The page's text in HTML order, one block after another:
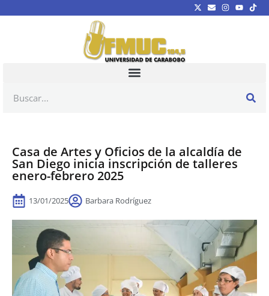
Casa de Artes y Oficios de la alcaldía de
San Diego inicia inscripción de talleres
enero-febrero 2025
13/01/2025 Barbara Rodríguez